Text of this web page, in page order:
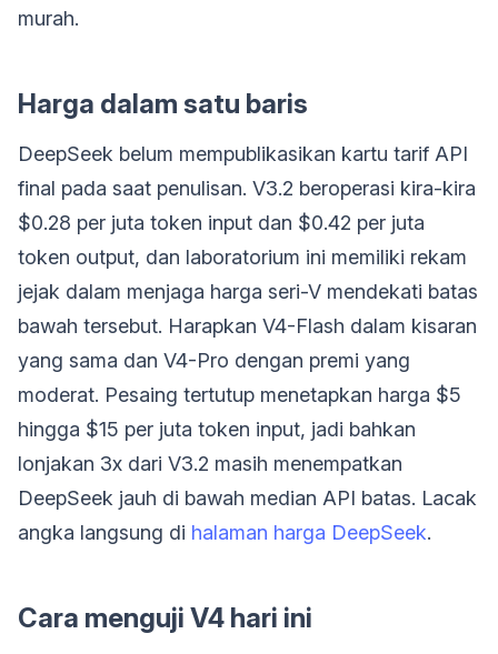
murah.
Harga dalam satu baris
DeepSeek belum mempublikasikan kartu tarif API
final pada saat penulisan. V3.2 beroperasi kira-kira
$0.28 per juta token input dan $0.42 per juta
token output, dan laboratorium ini memiliki rekam
jejak dalam menjaga harga seri-V mendekati batas
bawah tersebut. Harapkan V4-Flash dalam kisaran
yang sama dan V4-Pro dengan premi yang
moderat. Pesaing tertutup menetapkan harga $5
hingga $15 per juta token input, jadi bahkan
lonjakan 3x dari V3.2 masih menempatkan
DeepSeek jauh di bawah median API batas. Lacak
angka langsung di halaman harga DeepSeek.
Cara menguji V4 hari ini